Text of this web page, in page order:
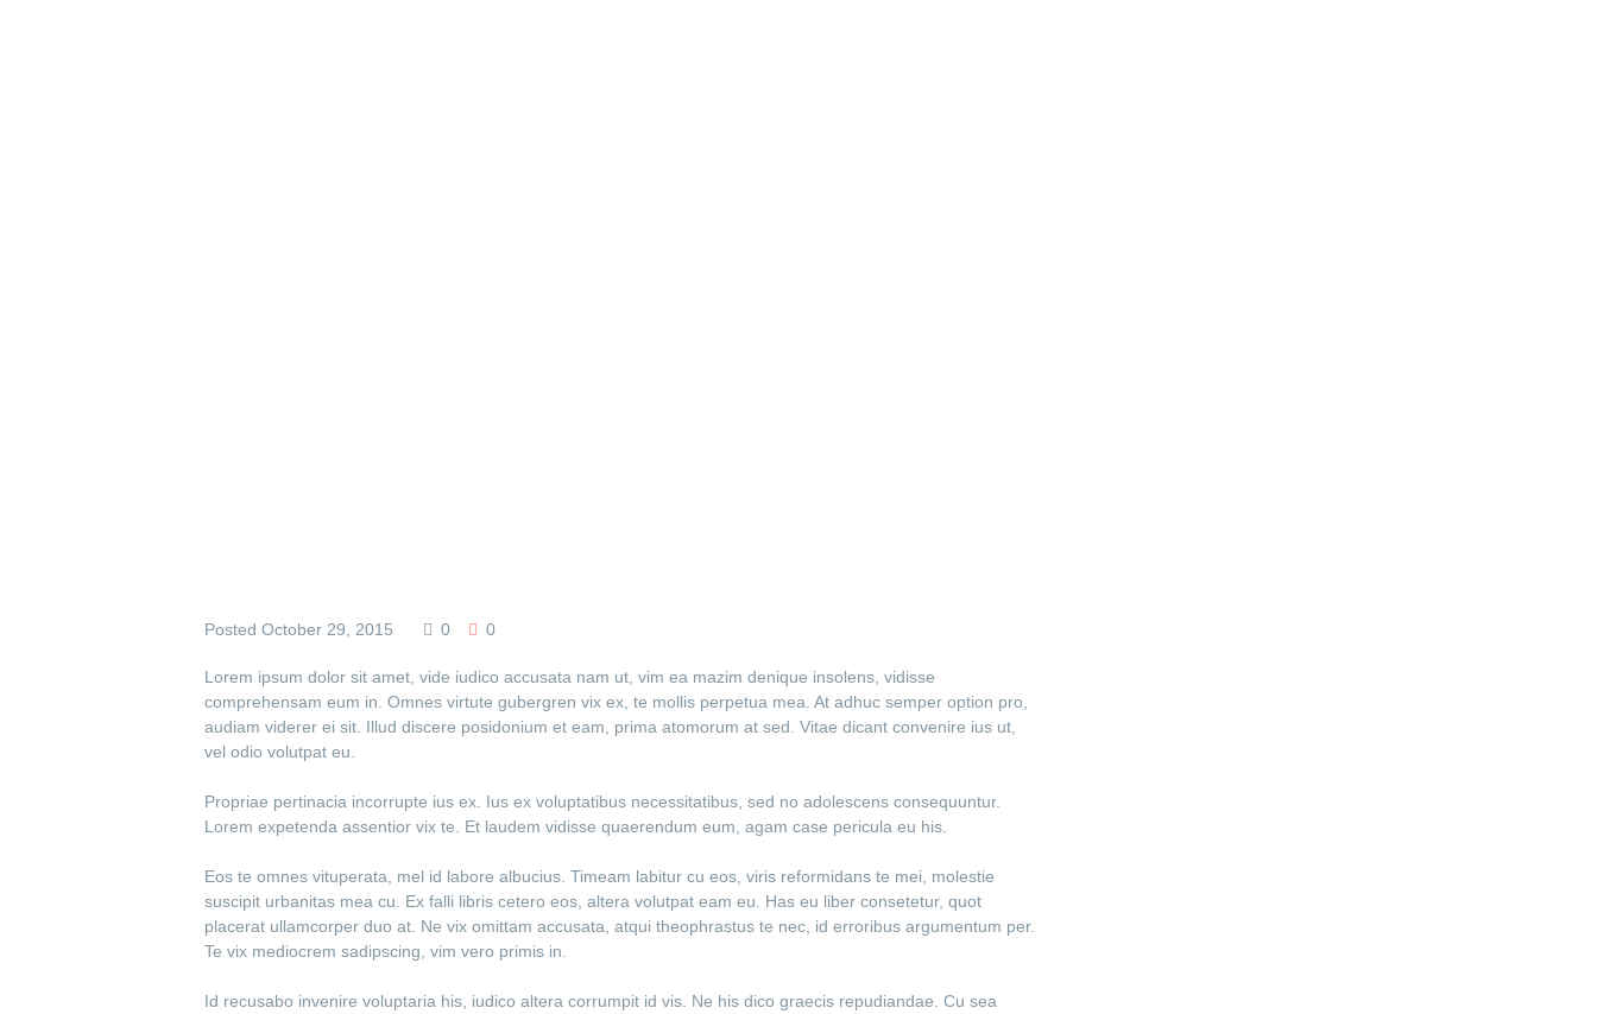
Posted October 29, 2015 0 0
Lorem ipsum dolor sit amet, vide iudico accusata nam ut, vim ea mazim denique insolens, vidisse
comprehensam eum in. Omnes virtute gubergren vix ex, te mollis perpetua mea. At adhuc semper option pro,
audiam viderer ei sit. Illud discere posidonium et eam, prima atomorum at sed. Vitae dicant convenire ius ut,
vel odio volutpat eu.
Propriae pertinacia incorrupte ius ex. Ius ex voluptatibus necessitatibus, sed no adolescens consequuntur.
Lorem expetenda assentior vix te. Et laudem vidisse quaerendum eum, agam case pericula eu his.
Eos te omnes vituperata, mel id labore albucius. Timeam labitur cu eos, viris reformidans te mei, molestie
suscipit urbanitas mea cu. Ex falli libris cetero eos, altera volutpat eam eu. Has eu liber consetetur, quot
placerat ullamcorper duo at. Ne vix omittam accusata, atqui theophrastus te nec, id erroribus argumentum per.
Te vix mediocrem sadipscing, vim vero primis in.
Id recusabo invenire voluptaria his, iudico altera corrumpit id vis. Ne his dico graecis repudiandae. Cu sea